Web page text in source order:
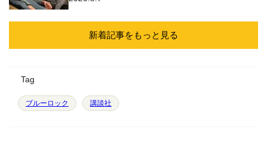
新着記事をもっと見る
Tag
ブルーロック 講談社